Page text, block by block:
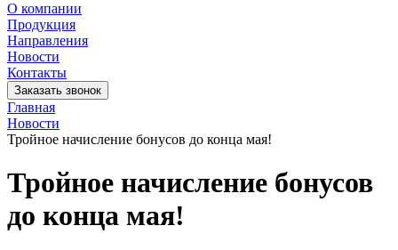
О компании
Продукция
Направления
Новости
Контакты
Заказать звонок
Главная
Новости
Тройное начисление бонусов до конца мая!
Тройное начисление бонусов
до конца мая!